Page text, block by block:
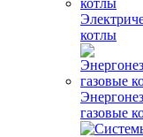
котлы
газовые